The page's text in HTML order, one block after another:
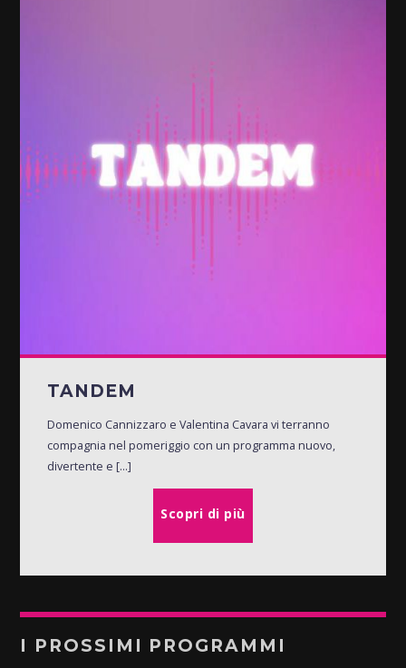
TANDEM
Domenico Cannizzaro e Valentina Cavara vi terranno
compagnia nel pomeriggio con un programma nuovo,
divertente e [...]
Scopri di più
I PROSSIMI PROGRAMMI